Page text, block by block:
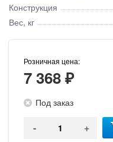
Конструкция
Вес, кг
Розничная цена:
7 368 ₽
Под заказ
- +